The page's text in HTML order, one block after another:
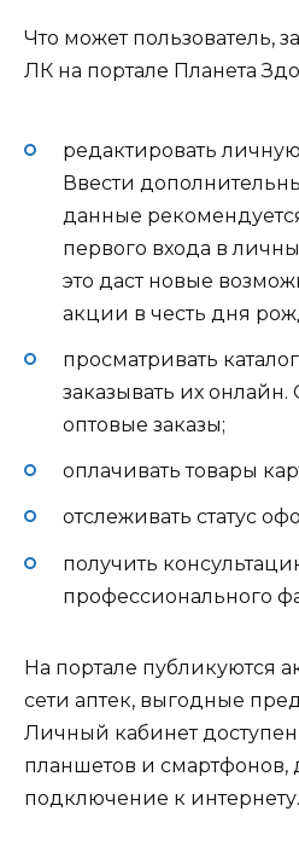
Что может пользователь,
ЛК на портале Планета
редактировать
Ввести
данные
первого входа в
это даст новые
акции в честь дня
просматривать
заказывать их
оптовые заказы;
оплачивать товары
отслеживать статус
получить
профессионального
На портале публикуются
сети аптек, выгодные
Личный кабинет
планшетов и смартфонов,
подключение к интернету.